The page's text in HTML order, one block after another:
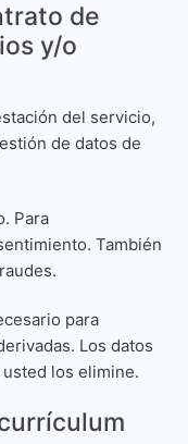
de
y/o
del servicio,
de datos de
Para
También
para
Los datos
los elimine.